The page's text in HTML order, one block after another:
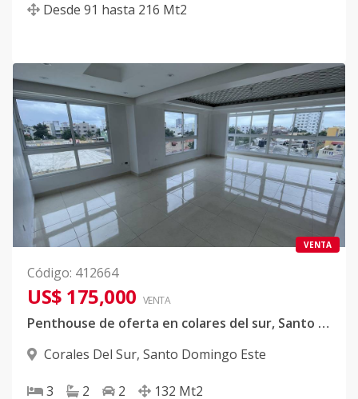
Desde 91 hasta 216 Mt2
VENTA
Código: 412664
US$ 175,000 VENTA
Penthouse de oferta en colares del sur, Santo Domingo este.
Corales Del Sur, Santo Domingo Este
3 2 2 132 Mt2